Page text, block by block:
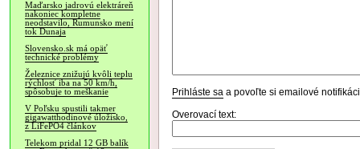
Maďarsko jadrovú elektráreň
nakoniec kompletne
neodstavilo, Rumunsko mení
tok Dunaja
Slovensko.sk má opäť
technické problémy
Železnice znižujú kvôli teplu
rýchlosť iba na 50 km/h,
spôsobuje to meškanie
V Poľsku spustili takmer
gigawatthodinové úložisko,
z LiFePO4 článkov
Telekom pridal 12 GB balík
Prihláste sa a povoľte si emailové
Overovací text: